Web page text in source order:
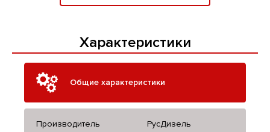
Характеристики
Общие характеристики
Производитель РусДизель